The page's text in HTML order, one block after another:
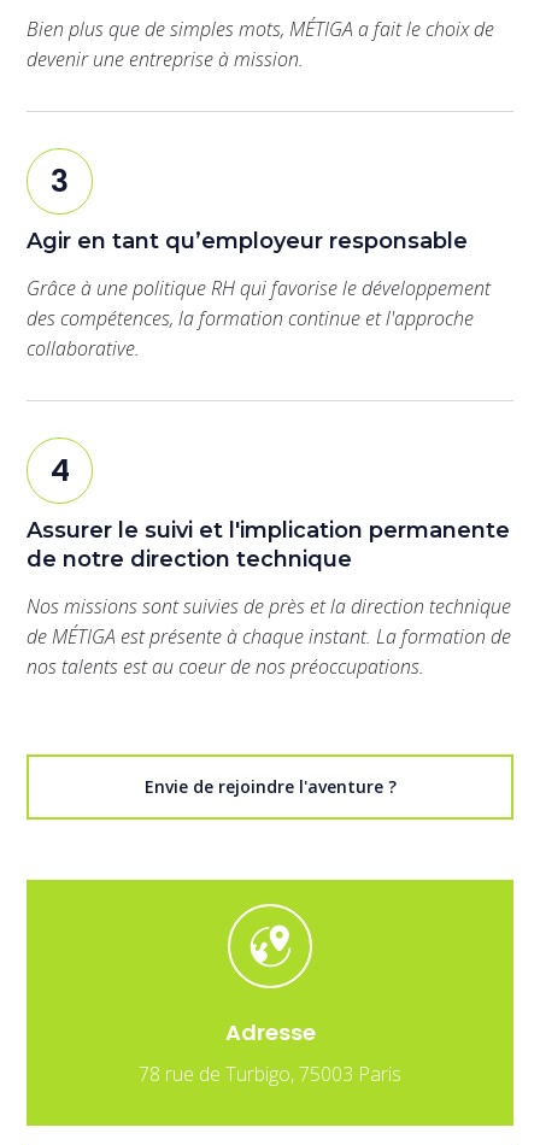
Bien plus que de simples mots, MÉTIGA a fait le choix de
devenir une entreprise à mission.
3
Agir en tant qu’employeur responsable
Grâce à une politique RH qui favorise le développement
des compétences, la formation continue et l'approche
collaborative.
4
Assurer le suivi et l'implication permanente
de notre direction technique
Nos missions sont suivies de près et la direction technique
de MÉTIGA est présente à chaque instant. La formation de
nos talents est au coeur de nos préoccupations.
Envie de rejoindre l'aventure ?
Adresse
78 rue de Turbigo, 75003 Paris